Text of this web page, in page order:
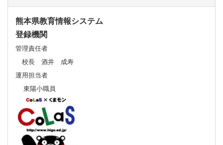
熊本県教育情報システム
登録機関
管理責任者
校長 酒井 成寿
運用担当者
東陽小職員